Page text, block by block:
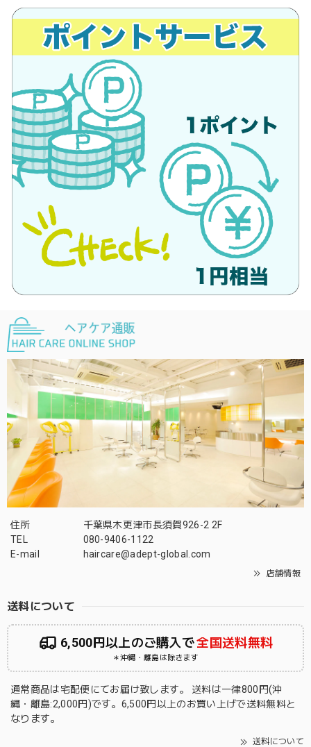
住所
千葉県木更津市長須賀926-2 2F
TEL
080-9406-1122
E-mail
haircare@adept-global.com
店舗情報
送料について
6,500円以上のご購入で全国送料無料
＊沖縄・離島は除きます
通常商品は宅配便にてお届け致します。 送料は一律800円(沖
縄・離島:2,000円)です。6,500円以上のお買い上げで送料無料と
なります。
送料について